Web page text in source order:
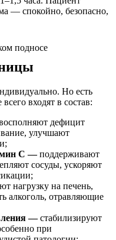
— спокойно, безопасно,
Но есть
входят в состав:
дефицит
улучшают
C —поддерживают
сосуды, ускоряют
нагрузку на печень,
алкоголь, отравляющие
—стабилизируют
при